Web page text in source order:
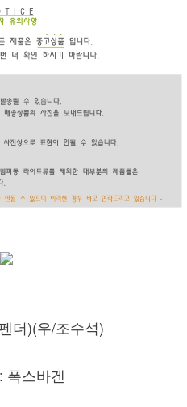
더)(우/조수석)
폭스바겐